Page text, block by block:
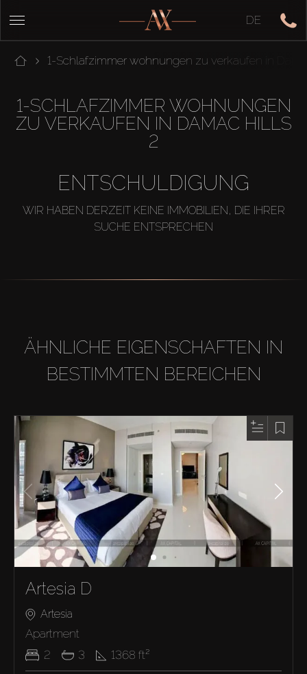
DE
1-Schlafzimmer wohnungen zu verkaufen in
1-SCHLAFZIMMER WOHNUNGEN
ZU VERKAUFEN IN DAMAC HILLS
2
ENTSCHULDIGUNG
WIR HABEN DERZEIT KEINE IMMOBILIEN, DIE IHRER
SUCHE ENTSPRECHEN
ÄHNLICHE EIGENSCHAFTEN IN
BESTIMMTEN BEREICHEN
Artesia D
Artesia
Apartment
2
3 1368 ft²